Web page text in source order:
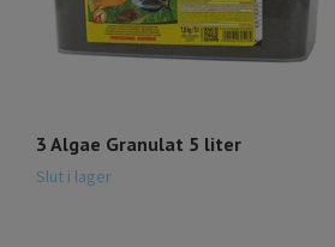
3 Algae Granulat 5 liter
Slut i lager